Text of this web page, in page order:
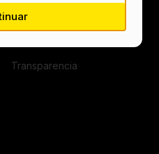
¿Eres una empresa?
Transparencia